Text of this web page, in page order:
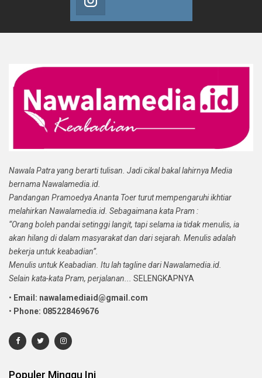
Nawala Patra yang berarti tulisan. Jadi cikal bakal lahirnya Media
bernama Nawalamedia.id.
Pandangan Pramoedya Ananta Toer turut mempengaruhi ikhtiar
melahirkan Nawalamedia.id. Sebagaimana kata Pram :
“Orang boleh pandai setinggi langit, tapi selama ia tidak menulis, ia
akan hilang di dalam masyarakat dan dari sejarah. Menulis adalah
bekerja untuk keabadian”.
Menulis untuk Keabadian. Itu lah tagline dari Nawalamedia.id.
Selain kata-kata Pram, perjalanan... SELENGKAPNYA
• Email: nawalamediaid@gmail.com
• Phone: 085228469676
Populer Minggu Ini